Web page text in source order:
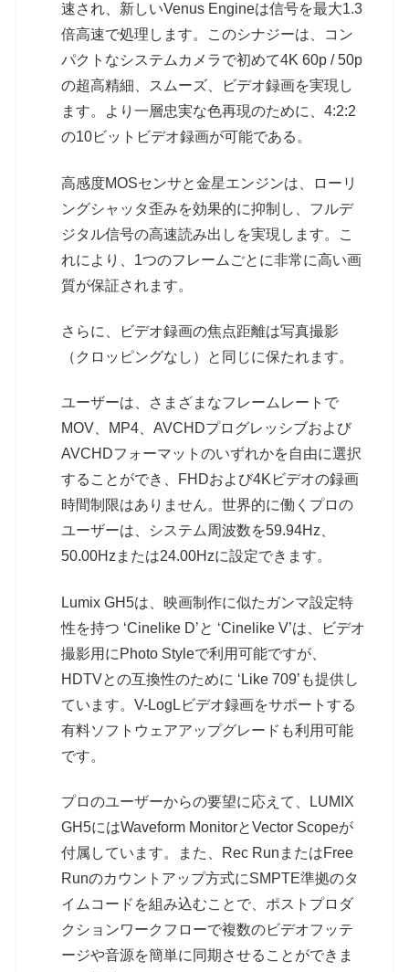
速され、新しいVenus Engineは信号を最大1.3
倍高速で処理します。このシナジーは、コン
パクトなシステムカメラで初めて4K 60p / 50p
の超高精細、スムーズ、ビデオ録画を実現し
ます。より一層忠実な色再現のために、4:2:2
の10ビットビデオ録画が可能である。
高感度MOSセンサと金星エンジンは、ローリ
ングシャッタ歪みを効果的に抑制し、フルデ
ジタル信号の高速読み出しを実現します。こ
れにより、1つのフレームごとに非常に高い画
質が保証されます。
さらに、ビデオ録画の焦点距離は写真撮影
（クロッピングなし）と同じに保たれます。
ユーザーは、さまざまなフレームレートで
MOV、MP4、AVCHDプログレッシブおよび
AVCHDフォーマットのいずれかを自由に選択
することができ、FHDおよび4Kビデオの録画
時間制限はありません。世界的に働くプロの
ユーザーは、システム周波数を59.94Hz、
50.00Hzまたは24.00Hzに設定できます。
Lumix GH5は、映画制作に似たガンマ設定特
性を持つ ‘Cinelike D’と ‘Cinelike V’は、ビデオ
撮影用にPhoto Styleで利用可能ですが、
HDTVとの互換性のために ‘Like 709’も提供し
ています。V-LogLビデオ録画をサポートする
有料ソフトウェアアップグレードも利用可能
です。
プロのユーザーからの要望に応えて、LUMIX
GH5にはWaveform MonitorとVector Scopeが
付属しています。また、Rec RunまたはFree
Runのカウントアップ方式にSMPTE準拠のタ
イムコードを組み込むことで、ポストプロダ
クションワークフローで複数のビデオフッテ
ージや音源を簡単に同期させることができま